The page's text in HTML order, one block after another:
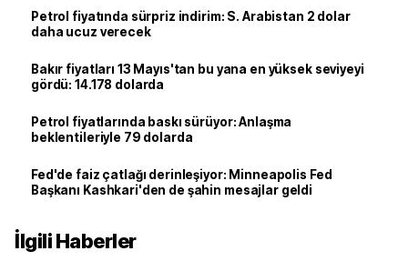
Petrol fiyatında sürpriz indirim: S. Arabistan 2 dolar
daha ucuz verecek
Bakır fiyatları 13 Mayıs'tan bu yana en yüksek seviyeyi
gördü: 14.178 dolarda
Petrol fiyatlarında baskı sürüyor: Anlaşma
beklentileriyle 79 dolarda
Fed'de faiz çatlağı derinleşiyor: Minneapolis Fed
Başkanı Kashkari'den de şahin mesajlar geldi
İlgili Haberler